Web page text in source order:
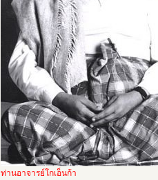
ท่านอาจารย์โกเอ็นก้า